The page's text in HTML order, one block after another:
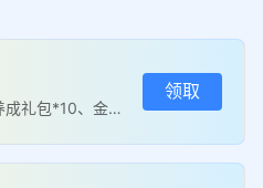
礼包*10、金币*
领取